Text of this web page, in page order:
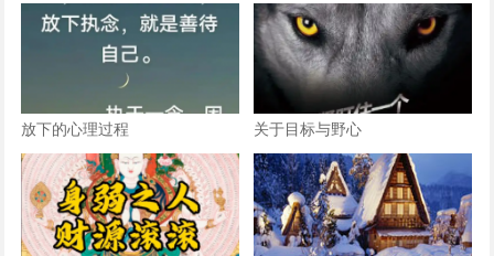
放下的心理过程 关于目标与野心